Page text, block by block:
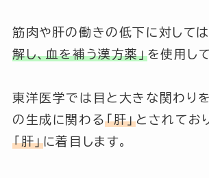
筋肉や肝の働きの低下に対して
解し、血を補う漢方薬」を使用し
東洋医学では目と大きな関わり
の生成に関わる「肝」 とされてお
「肝」に着目します。